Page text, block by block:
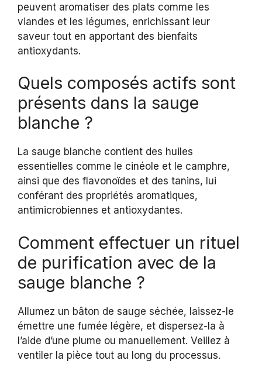
peuvent aromatiser des plats comme les
viandes et les légumes, enrichissant leur
saveur tout en apportant des bienfaits
antioxydants.
Quels composés actifs sont
présents dans la sauge
blanche ?
La sauge blanche contient des huiles
essentielles comme le cinéole et le camphre,
ainsi que des flavonoïdes et des tanins, lui
conférant des propriétés aromatiques,
antimicrobiennes et antioxydantes.
Comment effectuer un rituel
de purification avec de la
sauge blanche ?
Allumez un bâton de sauge séchée, laissez-le
émettre une fumée légère, et dispersez-la à
l’aide d’une plume ou manuellement. Veillez à
ventiler la pièce tout au long du processus.